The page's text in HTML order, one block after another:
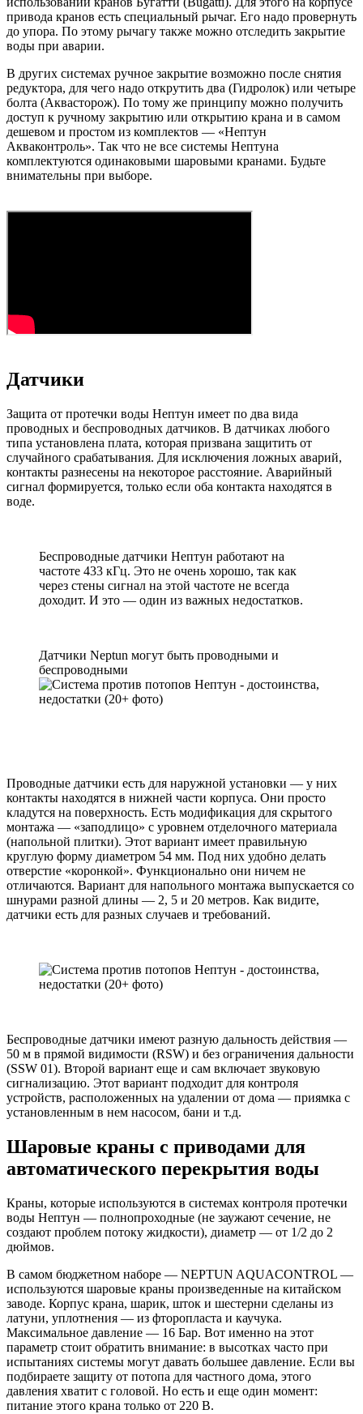
привода кранов есть специальный рычаг. Его надо провернуть
до упора. По этому рычагу также можно отследить закрытие
воды при аварии.
В других системах ручное закрытие возможно после снятия
редуктора, для чего надо открутить два (Гидролок) или четыре
болта (Аквасторож). По тому же принципу можно получить
доступ к ручному закрытию или открытию крана и в самом
дешевом и простом из комплектов — «Нептун
Акваконтроль». Так что не все системы Нептуна
комплектуются одинаковыми шаровыми кранами. Будьте
внимательны при выборе.
Датчики
Защита от протечки воды Нептун имеет по два вида
проводных и беспроводных датчиков. В датчиках любого
типа установлена плата, которая призвана защитить от
случайного срабатывания. Для исключения ложных аварий,
контакты разнесены на некоторое расстояние. Аварийный
сигнал формируется, только если оба контакта находятся в
воде.
Беспроводные датчики Нептун работают на
частоте 433 кГц. Это не очень хорошо, так как
через стены сигнал на этой частоте не всегда
доходит. И это — один из важных недостатков.
Датчики Neptun могут быть проводными и
беспроводными
Проводные датчики есть для наружной установки — у них
контакты находятся в нижней части корпуса. Они просто
кладутся на поверхность. Есть модификация для скрытого
монтажа — «заподлицо» с уровнем отделочного материала
(напольной плитки). Этот вариант имеет правильную
круглую форму диаметром 54 мм. Под них удобно делать
отверстие «коронкой». Функционально они ничем не
отличаются. Вариант для напольного монтажа выпускается со
шнурами разной длины — 2, 5 и 20 метров. Как видите,
датчики есть для разных случаев и требований.
Беспроводные датчики имеют разную дальность действия —
50 м в прямой видимости (RSW) и без ограничения дальности
(SSW 01). Второй вариант еще и сам включает звуковую
сигнализацию. Этот вариант подходит для контроля
устройств, расположенных на удалении от дома — приямка с
установленным в нем насосом, бани и т.д.
Шаровые краны с приводами для
автоматического перекрытия воды
Краны, которые используются в системах контроля протечки
воды Нептун — полнопроходные (не заужают сечение, не
создают проблем потоку жидкости), диаметр — от 1/2 до 2
дюймов.
В самом бюджетном наборе — NEPTUN AQUACONTROL —
используются шаровые краны произведенные на китайском
заводе. Корпус крана, шарик, шток и шестерни сделаны из
латуни, уплотнения — из фторопласта и каучука.
Максимальное давление — 16 Бар. Вот именно на этот
параметр стоит обратить внимание: в высотках часто при
испытаниях системы могут давать большее давление. Если вы
подбираете защиту от потопа для частного дома, этого
давления хватит с головой. Но есть и еще один момент:
питание этого крана только от 220 В.